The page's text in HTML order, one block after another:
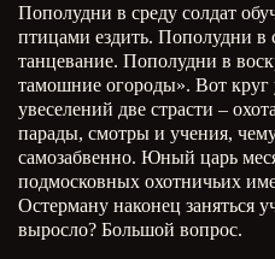
Пополудни в среду солдат
птицами ездить. Пополудни в
танцевание. Пополудни в
тамошние огороды». Вот
увеселений две страсти –
парады, смотры и учения,
самозабвенно. Юный царь
подмосковных охотничьих
Остерману наконец заняться
выросло? Большой вопрос.